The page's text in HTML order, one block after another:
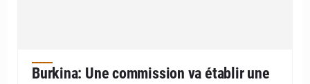
Burkina: Une commission va établir une